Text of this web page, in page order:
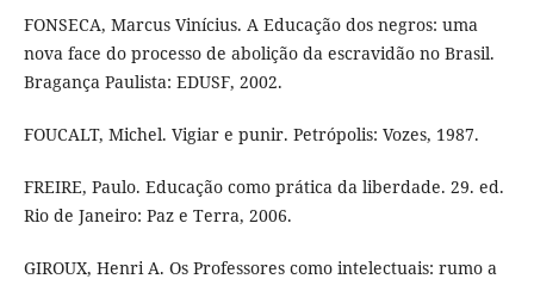
FONSECA, Marcus Vinícius. A Educação dos negros: uma
nova face do processo de abolição da escravidão no Brasil.
Bragança Paulista: EDUSF, 2002.
FOUCALT, Michel. Vigiar e punir. Petrópolis: Vozes, 1987.
FREIRE, Paulo. Educação como prática da liberdade. 29. ed.
Rio de Janeiro: Paz e Terra, 2006.
GIROUX, Henri A. Os Professores como intelectuais: rumo a